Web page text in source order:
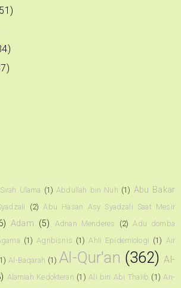
Ulama (1) Abdullah bin Nuh (1) Abu Bakar
(2) Abu Hasan Asy Syadzali Saat Mesir
Adam (5) Adnan Menderes (2) Adu domba
(1) Agribisnis (1) Ahli Epidemiologi (1) Air
Al-Baqarah (1) Al-Qur'an (362) Al-
Alamiah Kedokteran (1) Ali bin Abi Thalib (1) An-